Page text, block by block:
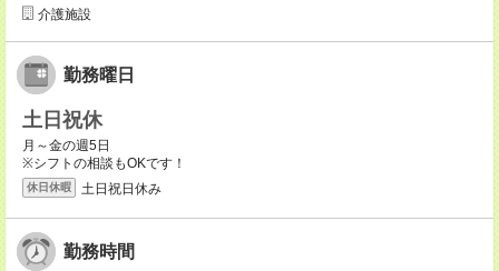
介護施設
勤務曜日
土日祝休
月～金の週5日
※シフトの相談もOKです！
休日休暇 土日祝日休み
勤務時間